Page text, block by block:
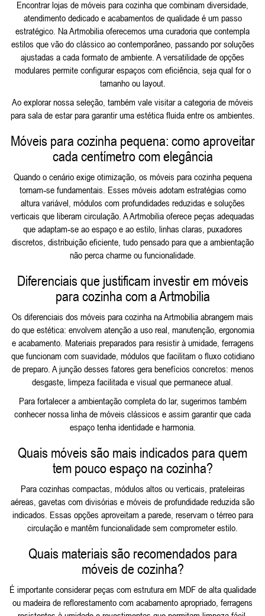
Encontrar lojas de móveis para cozinha que combinam diversidade,
atendimento dedicado e acabamentos de qualidade é um passo
estratégico. Na Artmobilia oferecemos uma curadoria que contempla
estilos que vão do clássico ao contemporâneo, passando por soluções
ajustadas a cada formato de ambiente. A versatilidade de opções
modulares permite configurar espaços com eficiência, seja qual for o
tamanho ou layout.
Ao explorar nossa seleção, também vale visitar a categoria de móveis
para sala de estarpara garantir uma estética fluida entre os ambientes.
Móveis para cozinha pequena: como aproveitar
cada centímetro com elegância
Quando o cenário exige otimização, os móveis para cozinha pequena
tornam‑se fundamentais. Esses móveis adotam estratégias como
altura variável, módulos com profundidades reduzidas e soluções
verticais que liberam circulação. A Artmobilia oferece peças adequadas
que adaptam‑se ao espaço e ao estilo, linhas claras, puxadores
discretos, distribuição eficiente, tudo pensado para que a ambientação
não perca charme ou funcionalidade.
Diferenciais que justificam investir em móveis
para cozinha com a Artmobilia
Os diferenciais dos móveis para cozinha na Artmobilia abrangem mais
do que estética: envolvem atenção a uso real, manutenção, ergonomia
e acabamento. Materiais preparados para resistir à umidade, ferragens
que funcionam com suavidade, módulos que facilitam o fluxo cotidiano
de preparo. A junção desses fatores gera benefícios concretos: menos
desgaste, limpeza facilitada e visual que permanece atual.
Para fortalecer a ambientação completa do lar, sugerimos também
conhecer nossa linha de móveis clássicos e assim garantir que cada
espaço tenha identidade e harmonia.
Quais móveis são mais indicados para quem
tem pouco espaço na cozinha?
Para cozinhas compactas, módulos altos ou verticais, prateleiras
aéreas, gavetas com divisórias e móveis de profundidade reduzida são
indicados. Essas opções aproveitam a parede, reservam o térreo para
circulação e mantêm funcionalidade sem comprometer estilo.
Quais materiais são recomendados para
móveis de cozinha?
É importante considerar peças com estrutura em MDF de alta qualidade
ou madeira de reflorestamento com acabamento apropriado, ferragens